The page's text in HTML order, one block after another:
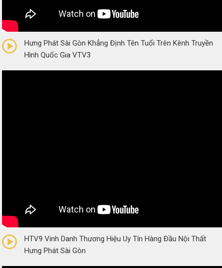
(0 Reviews)
Hưng Phát Sài Gòn Khẳng Định Tên Tuổi Trên Kênh Truyền
Hình Quốc Gia VTV3
(0 Reviews)
HTV9 Vinh Danh Thương Hiệu Uy Tín Hàng Đầu Nội Thất
Hưng Phát Sài Gòn